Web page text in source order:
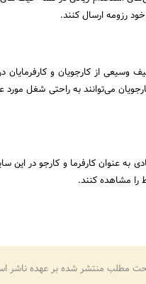
رزومه ارسال کنند.
وسیعی از کارجویان و کارفرمایان
می‌توانند به راحتی شغل مورد
به عنوان کارفرما و کارجو در این
را مشاهده کنند.
مطلب منتشر شده بر عهده ناشر